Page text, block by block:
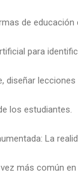
de educación
para
diseñar
los estudiantes.
La
más común en